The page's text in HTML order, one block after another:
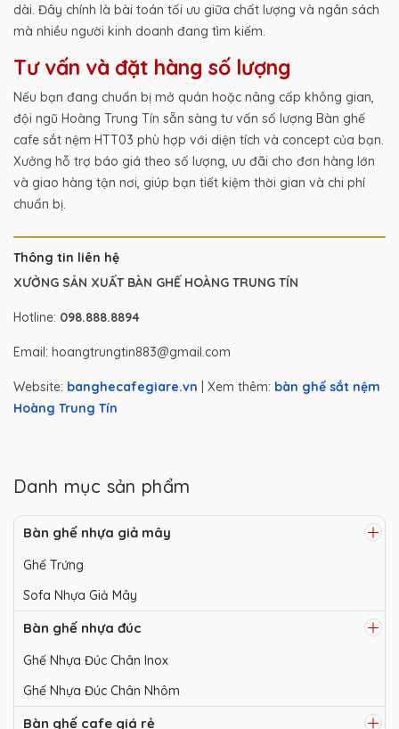
dài. Đây chính là bài toán tối ưu giữa chất lượng và ngân sách
mà nhiều người kinh doanh đang tìm kiếm.
Tư vấn và đặt hàng số lượng
Nếu bạn đang chuẩn bị mở quán hoặc nâng cấp không gian,
đội ngũ Hoàng Trung Tín sẵn sàng tư vấn số lượng Bàn ghế
cafe sắt nệm HTT03 phù hợp với diện tích và concept của bạn.
Xưởng hỗ trợ báo giá theo số lượng, ưu đãi cho đơn hàng lớn
và giao hàng tận nơi, giúp bạn tiết kiệm thời gian và chi phí
chuẩn bị.
Thông tin liên hệ
XƯỞNG SẢN XUẤT BÀN GHẾ HOÀNG TRUNG TÍN
Hotline: 098.888.8894
Email: hoangtrungtin883@gmail.com
Website: banghecafegiare.vn | Xem thêm: bàn ghế sắt nệm
Hoàng Trung Tín
Danh mục sản phẩm
Bàn ghế nhựa giả mây
Ghế Trứng
Sofa Nhựa Giả Mây
Bàn ghế nhựa đúc
Ghế Nhựa Đúc Chân Inox
Ghế Nhựa Đúc Chân Nhôm
Bàn ghế cafe giá rẻ